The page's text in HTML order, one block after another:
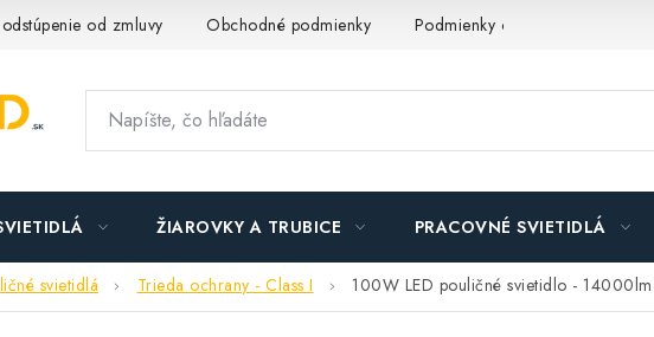
od zmluvy Obchodné podmienky Podmienky ochrany osobných
ŽIAROVKY A TRUBICE PRACOVNÉ SVIETIDLÁ
svietidlá Trieda ochrany - Class I 100W LED pouličné svietidlo - 14000lm